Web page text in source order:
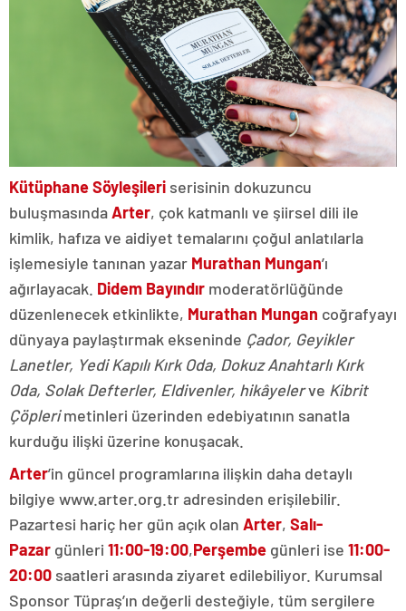
Kütüphane Söyleşileri serisinin dokuzuncu
buluşmasındaArter, çok katmanlı ve şiirsel dili ile
kimlik, hafıza ve aidiyet temalarını çoğul anlatılarla
işlemesiyle tanınan yazar Murathan Mungan’ı
ağırlayacak. Didem Bayındır moderatörlüğünde
düzenlenecek etkinlikte, Murathan Mungan coğrafyayı
dünyaya paylaştırmak ekseninde Çador, Geyikler
Lanetler, Yedi Kapılı Kırk Oda, Dokuz Anahtarlı Kırk
Oda, Solak Defterler, Eldivenler, hikâyelerve Kibrit
Çöplerimetinleri üzerinden edebiyatının sanatla
kurduğu ilişki üzerine konuşacak.
Arter’in güncel programlarına ilişkin daha detaylı
bilgiye www.arter.org.tr adresinden erişilebilir.
Pazartesi hariç her gün açık olan Arter, Salı-
Pazar günleri 11:00-19:00,Perşembe günleri ise 11:00-
20:00 saatleri arasında ziyaret edilebiliyor. Kurumsal
Sponsor Tüpraş’ın değerli desteğiyle, tüm sergilere